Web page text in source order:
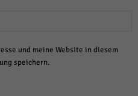
und meine Website in diesem
speichern.